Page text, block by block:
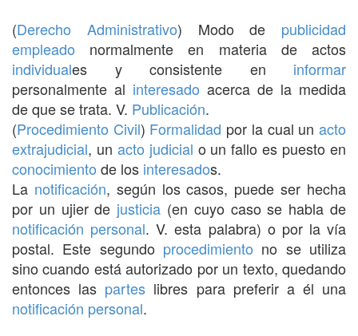
(Derecho Administrativo) Modo de publicidad
empleado normalmente en materia de actos
individuales y consistente en informar
personalmente al interesado acerca de la medida
de que se trata. V. Publicación.
(Procedimiento Civil) Formalidad por la cual unacto
extrajudicial, un acto judicial o un fallo es puesto en
conocimiento de los interesados.
La notificación, según los casos, puede ser hecha
por un ujier de justicia (en cuyo caso se habla de
notificación personal. V. esta palabra) o por la vía
postal. Este segundo procedimiento no se utiliza
sino cuando está autorizado por un texto, quedando
entonces las partes libres para preferir a él una
notificación personal.